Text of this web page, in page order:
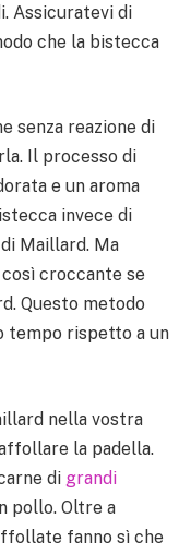
Assicuratevi di
che la bistecca
senza reazione di
Il processo di
e un aroma
invece di
Maillard. Ma
croccante se
Questo metodo
tempo rispetto a un
nella vostra
la padella.
di grandi
pollo. Oltre a
fanno sì che